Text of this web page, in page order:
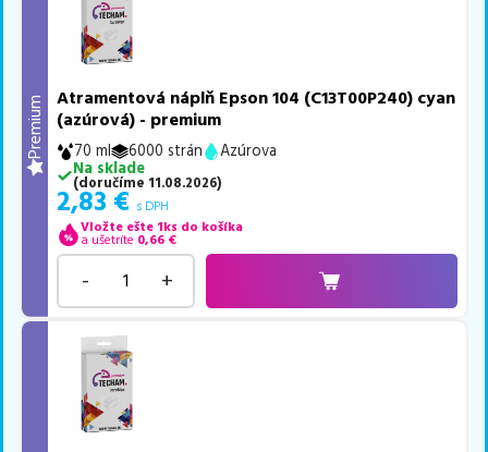
Premium
Atramentová náplň Epson 104 (C13T00P240) cyan
(azúrová) - premium
70 ml 6000 strán
Azúrova
Na sklade
(doručíme 11.08.2026)
2,83 € s DPH
Vložte ešte 1ks do košíka
a ušetríte 0,66 €
- +